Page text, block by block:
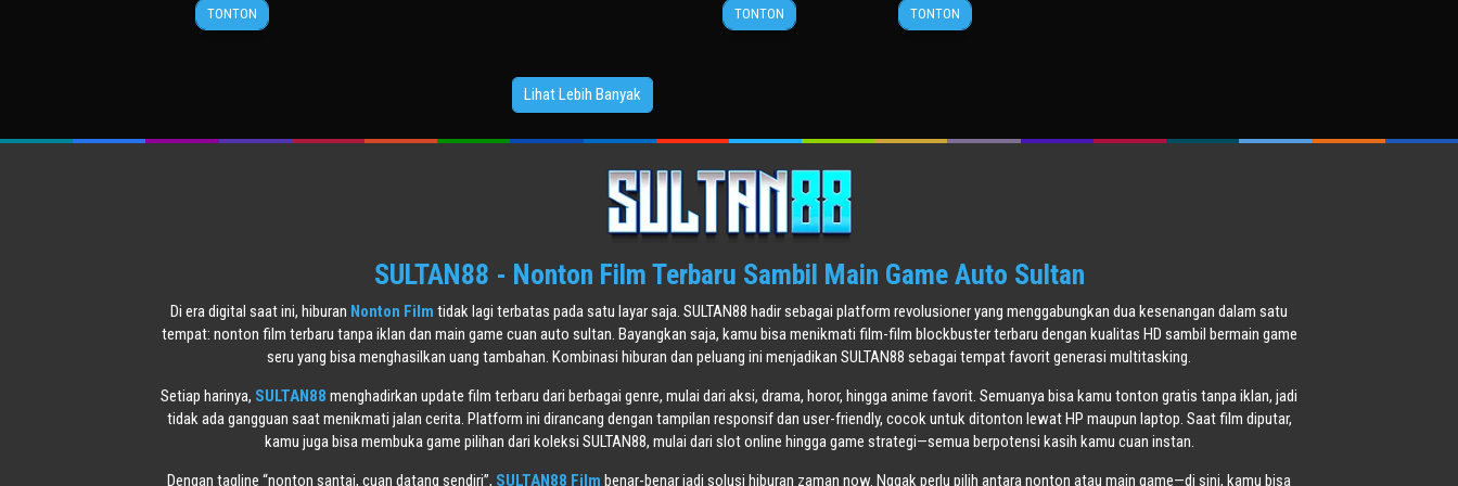
1
Dec
Theodor
Bittner
TONTON
17
Oct
Laurent
Tirard
TONTON
27
Dec
Guillaume
Maidatchevsky
TONTON
Lihat Lebih Banyak
SULTAN88 - Nonton Film Terbaru Sambil Main Game Auto Sultan
Di era digital saat ini, hiburan Nonton Film tidak lagi terbatas pada satu layar saja. SULTAN88 hadir sebagai platform revolusioner yang menggabungkan dua kesenangan dalam satu
tempat: nonton film terbaru tanpa iklan dan main game cuan auto sultan. Bayangkan saja, kamu bisa menikmati film-film blockbuster terbaru dengan kualitas HD sambil bermain game
seru yang bisa menghasilkan uang tambahan. Kombinasi hiburan dan peluang ini menjadikan SULTAN88 sebagai tempat favorit generasi multitasking.
Setiap harinya, SULTAN88 menghadirkan update film terbaru dari berbagai genre, mulai dari aksi, drama, horor, hingga anime favorit. Semuanya bisa kamu tonton gratis tanpa iklan, jadi
tidak ada gangguan saat menikmati jalan cerita. Platform ini dirancang dengan tampilan responsif dan user-friendly, cocok untuk ditonton lewat HP maupun laptop. Saat film diputar,
kamu juga bisa membuka game pilihan dari koleksi SULTAN88, mulai dari slot online hingga game strategi—semua berpotensi kasih kamu cuan instan.
Dengan tagline “nonton santai, cuan datang sendiri”, SULTAN88 Film benar-benar jadi solusi hiburan zaman now. Nggak perlu pilih antara nonton atau main game—di sini, kamu bisa